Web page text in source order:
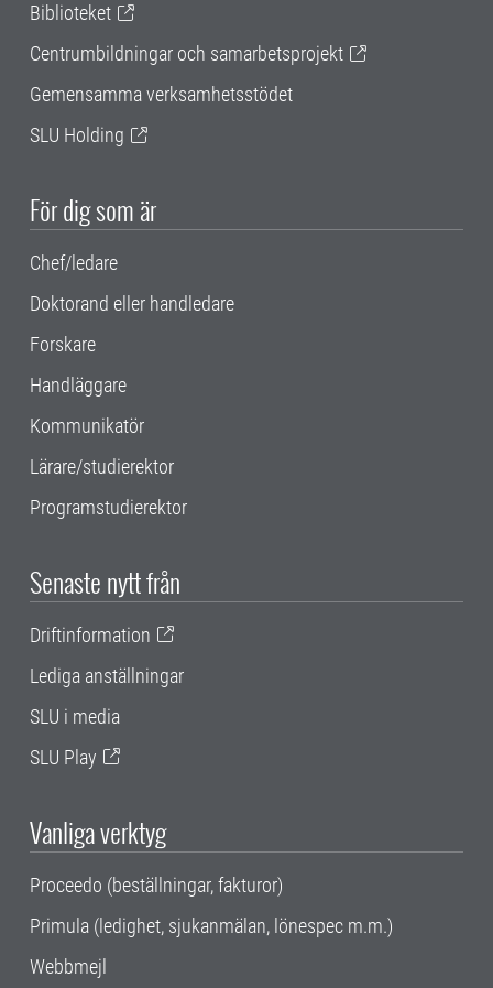
Biblioteket
Centrumbildningar och samarbetsprojekt
Gemensamma verksamhetsstödet
SLU Holding
För dig som är
Chef/ledare
Doktorand eller handledare
Forskare
Handläggare
Kommunikatör
Lärare/studierektor
Programstudierektor
Senaste nytt från
Driftinformation
Lediga anställningar
SLU i media
SLU Play
Vanliga verktyg
Proceedo (beställningar, fakturor)
Primula (ledighet, sjukanmälan, lönespec m.m.)
Webbmejl